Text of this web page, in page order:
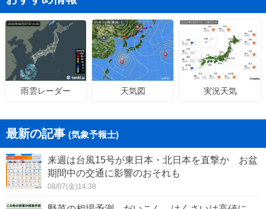
雨雲レーダー 天気図 実況天気
最新の記事 (気象予報士)
来週は台風15号が東日本・北日本を直撃か お盆
期間中の交通に影響のおそれも
08/07(金)14:38